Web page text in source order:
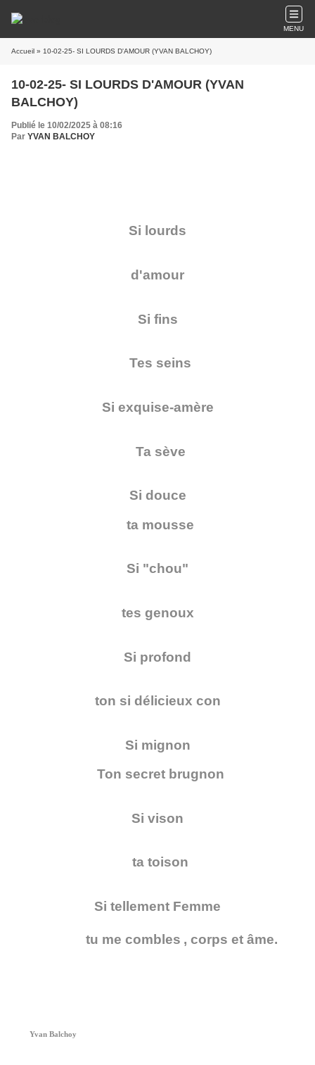
MENU
Accueil » 10-02-25- SI LOURDS D'AMOUR (YVAN BALCHOY)
10-02-25- SI LOURDS D'AMOUR (YVAN
BALCHOY)
Publié le 10/02/2025 à 08:16
Par YVAN BALCHOY
Si lourds
d'amour
Si fins
Tes seins
Si exquise-amère
Ta sève
Si douce
ta mousse
Si "chou"
tes genoux
Si profond
ton si délicieux con
Si mignon
Ton secret brugnon
Si vison
ta toison
Si tellement Femme
tu me combles , corps et âme.
Yvan Balchoy